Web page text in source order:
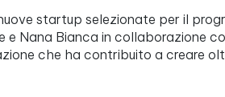
startup selezionate per il
e Nana Bianca in collaborazione
che ha contribuito a creare